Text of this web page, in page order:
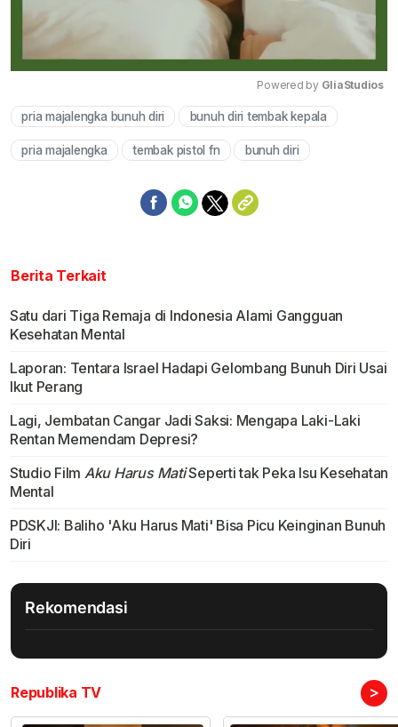
Mute
Powered by GliaStudios
pria majalengka bunuh diri bunuh diri tembak kepala
pria majalengka tembak pistol fn bunuh diri
Berita Terkait
Satu dari Tiga Remaja di Indonesia Alami Gangguan
Kesehatan Mental
Laporan: Tentara Israel Hadapi Gelombang Bunuh Diri Usai
Ikut Perang
Lagi, Jembatan Cangar Jadi Saksi: Mengapa Laki-Laki
Rentan Memendam Depresi?
Studio Film Aku Harus MatiSeperti tak Peka Isu Kesehatan
Mental
PDSKJI: Baliho 'Aku Harus Mati' Bisa Picu Keinginan Bunuh
Diri
Rekomendasi
Republika TV >